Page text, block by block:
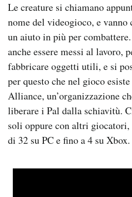
Le creature si chiamano
nome del videogioco, e vanno
un aiuto in più per
anche essere messi al lavoro,
fabbricare oggetti utili, e si
per questo che nel gioco
Alliance, un’organizzazione
liberare i Pal dalla schiavitù.
soli oppure con altri giocatori,
di 32 su PC e fino a 4 su Xbox.